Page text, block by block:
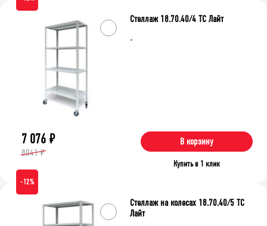
окрашенные
Тип сборки
на болтах
Очистить фильтр
-
Стеллаж 18.70.40/4 ТС Лайт
7 076 ₽
8041 ₽
В корзину
Купить в 1 клик
-12%
Стеллаж на колесах 18.70.40/5 ТС
Лайт